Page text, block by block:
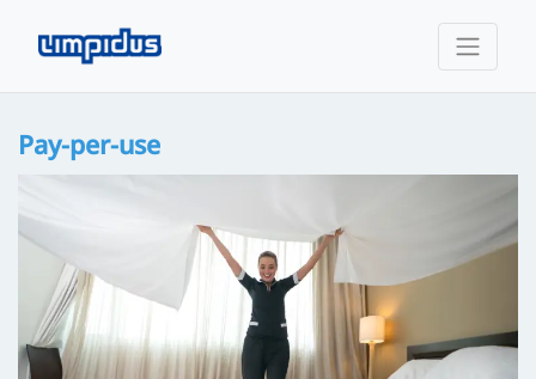
Pay-per-use